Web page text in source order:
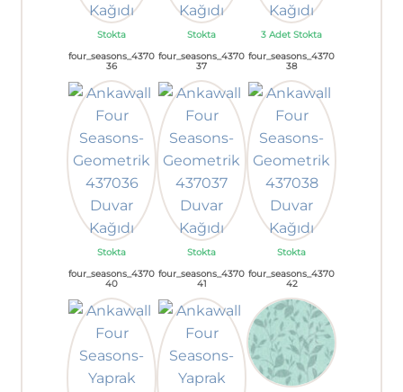
Stokta Stokta
3 Adet Stokta
four_seasons_4370
36
Stokta
four_seasons_4370
37
Stokta
four_seasons_4370
38
Stokta
four_seasons_4370
40
four_seasons_4370
41
four_seasons_4370
42